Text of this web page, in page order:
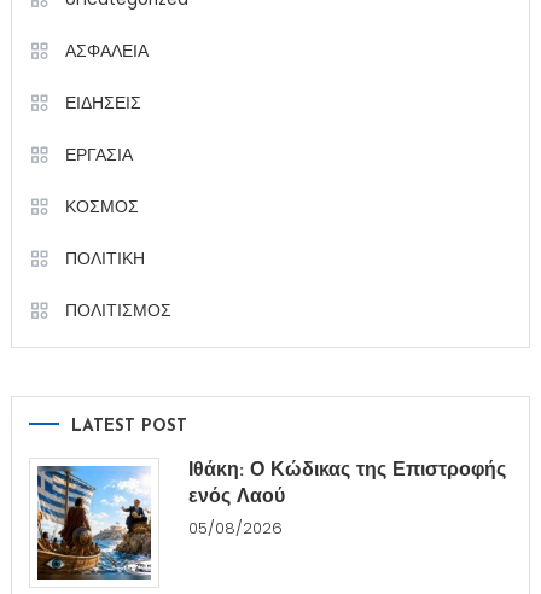
ΑΣΦΑΛΕΙΑ
ΕΙΔΗΣΕΙΣ
ΕΡΓΑΣΙΑ
ΚΟΣΜΟΣ
ΠΟΛΙΤΙΚΗ
ΠΟΛΙΤΙΣΜΟΣ
LATEST POST
Ιθάκη: Ο Κώδικας της Επιστροφής
ενός Λαού
05/08/2026